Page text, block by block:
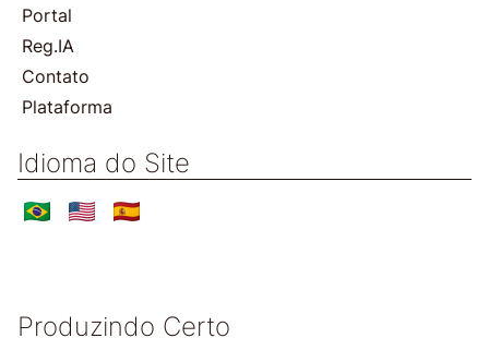
Portal
Reg.IA
Contato
Plataforma
Idioma do Site
Produzindo Certo